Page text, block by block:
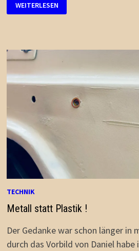
SPANNENDE
ROLLE
WEITERLESEN
TECHNIK
Metall statt Plastik !
Der Gedanke war schon länger in
durch das Vorbild von Daniel habe